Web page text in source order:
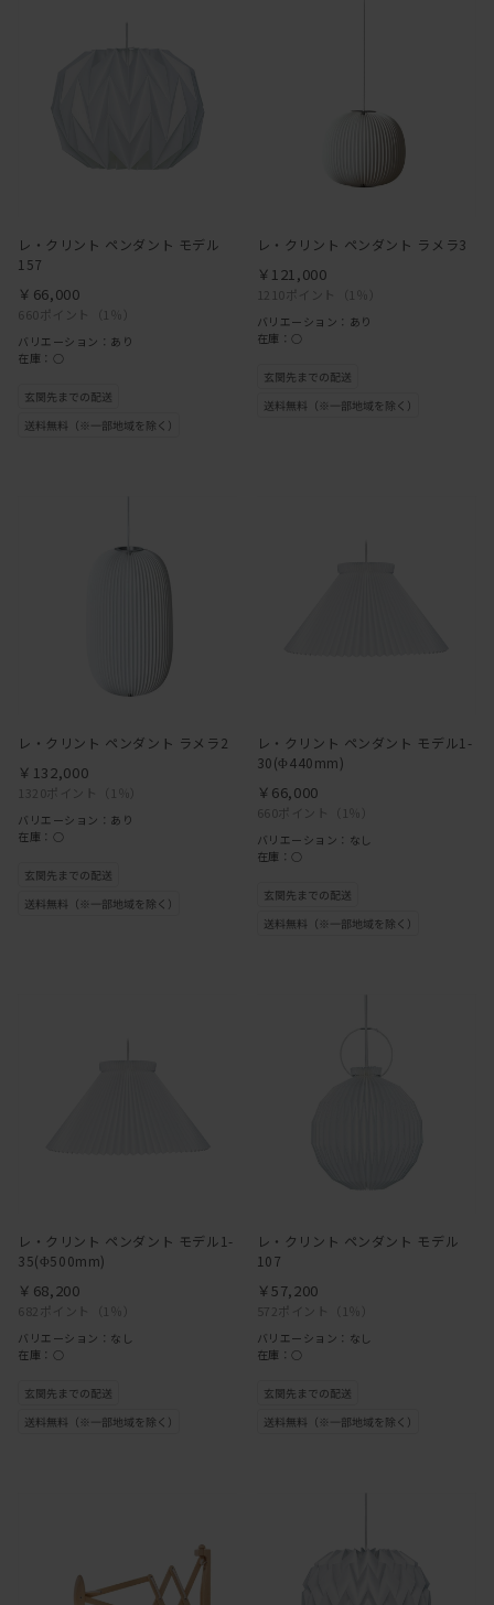
レ・クリント ペンダント モデル
157
660ポイント （1％）
￥66,000
バリエーション：あり
在庫：○
レ・クリント ペンダント ラメラ3
1210ポイント （1％）
￥121,000
バリエーション：あり
在庫：○
レ・クリント ペンダント ラメラ2
1320ポイント （1％）
￥132,000
バリエーション：あり
在庫：○
レ・クリント ペンダント モデル1-
30(Φ440mm)
660ポイント （1％）
￥66,000
バリエーション：なし
在庫：○
レ・クリント ペンダント モデル1-
35(Φ500mm)
682ポイント （1％）
￥68,200
バリエーション：なし
在庫：○
レ・クリント ペンダント モデル
107
572ポイント （1％）
￥57,200
バリエーション：なし
在庫：○